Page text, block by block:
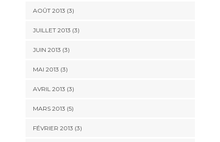
AOÛT 2013 (3)
JUILLET 2013 (3)
JUIN 2013 (3)
MAI 2013 (3)
AVRIL 2013 (3)
MARS 2013 (5)
FÉVRIER 2013 (3)